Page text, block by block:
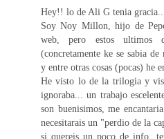
Hey!! lo de Ali G tenia gracia...
Soy Noy Millon, hijo de
web, pero estos ultimos
(concretamente ke se sabia
y entre otras cosas (pocas) he
He visto lo de la trilogia y
ignoraba... un trabajo
son buenisimos, me
necesitarais un "perdio de la
si quereis un poco de info.